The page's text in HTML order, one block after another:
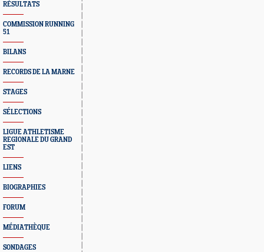
RÉSULTATS
COMMISSION RUNNING
51
BILANS
RECORDS DE LA MARNE
STAGES
SÉLECTIONS
LIGUE ATHLETISME
REGIONALE DU GRAND
EST
LIENS
BIOGRAPHIES
FORUM
MÉDIATHÈQUE
SONDAGES